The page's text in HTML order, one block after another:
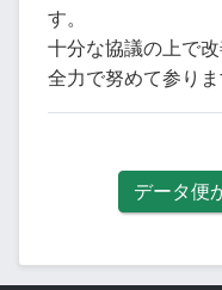
す。
十分な協議の上で
全力で努めて参りま
データ便